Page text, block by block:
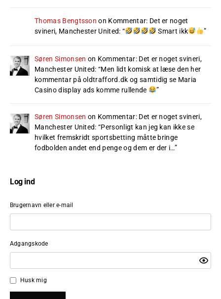
Thomas Bengtsson on Kommentar: Det er noget
svineri, Manchester United: “ Smart ikk ”
Søren Simonsen on Kommentar: Det er noget svineri,
Manchester United: “Men lidt komisk at læse den her
kommentar på oldtrafford.dk og samtidig se Maria
Casino display ads komme rullende
”
Søren Simonsen on Kommentar: Det er noget svineri,
Manchester United: “Personligt kan jeg kan ikke se
hvilket fremskridt sportsbetting måtte bringe
fodbolden andet end penge og dem er der i…”
Log ind
Brugernavn eller e-mail
Adgangskode
Husk mig